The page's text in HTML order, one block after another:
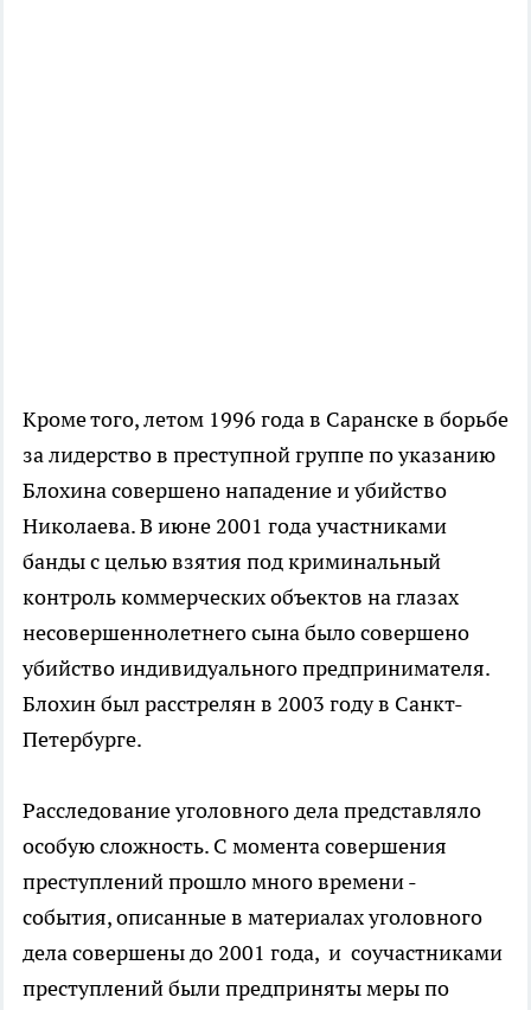
Кроме того, летом 1996 года в Саранске в борьбе
за лидерство в преступной группе по указанию
Блохина совершено нападение и убийство
Николаева. В июне 2001 года участниками
банды с целью взятия под криминальный
контроль коммерческих объектов на глазах
несовершеннолетнего сына было совершено
убийство индивидуального предпринимателя.
Блохин был расстрелян в 2003 году в Санкт-
Петербурге.
Расследование уголовного дела представляло
особую сложность. С момента совершения
преступлений прошло много времени -
события, описанные в материалах уголовного
дела совершены до 2001 года, и соучастниками
преступлений были предприняты меры по